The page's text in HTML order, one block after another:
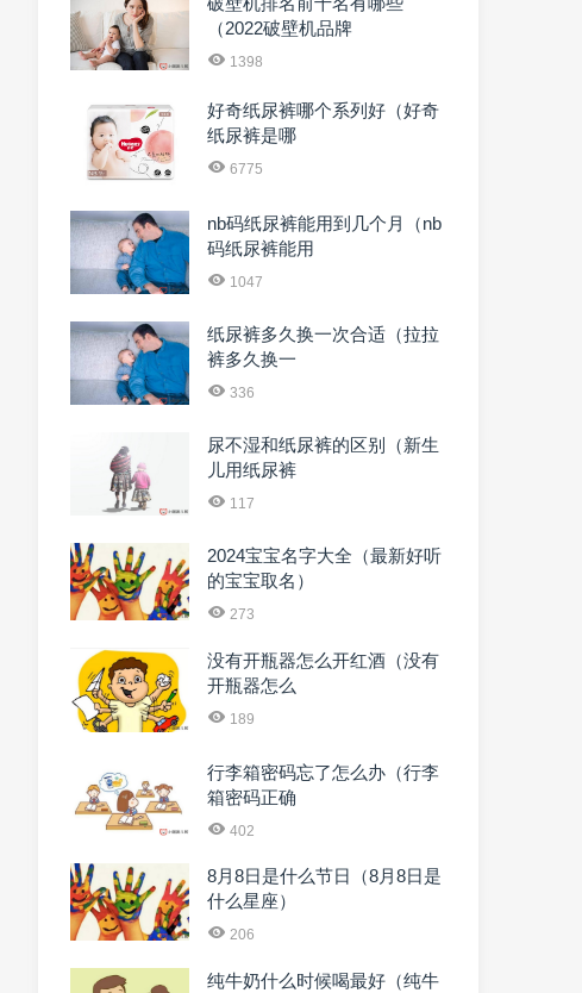
（2022破壁机品牌
1398
好奇纸尿裤哪个系列好（好奇
纸尿裤是哪
6775
nb码纸尿裤能用到几个月（nb
码纸尿裤能用
1047
纸尿裤多久换一次合适（拉拉
裤多久换一
336
尿不湿和纸尿裤的区别（新生
儿用纸尿裤
117
2024宝宝名字大全（最新好听
的宝宝取名）
273
没有开瓶器怎么开红酒（没有
开瓶器怎么
189
行李箱密码忘了怎么办（行李
箱密码正确
402
8月8日是什么节日（8月8日是
什么星座）
206
纯牛奶什么时候喝最好（纯牛